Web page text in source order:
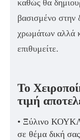
καθώς θα
βασισμένο στην
χρωμάτων αλλά
επιθυμείτε.
Το
τιμή
• Ξύλινο
σε θέμα δική